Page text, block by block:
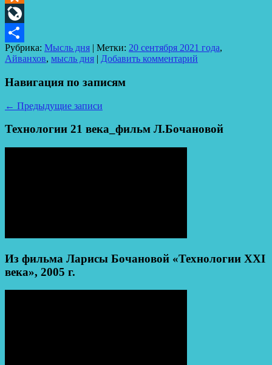
Odnoklassniki
LiveJournal
Отправить
Рубрика: Мысль дня | Метки: 20 сентября 2021 года,
Айванхов, мысль дня | Добавить комментарий
Навигация по записям
← Предыдущие записи
Технологии 21 века_фильм Л.Бочановой
Из фильма Ларисы Бочановой «Технологии XXI
века», 2005 г.